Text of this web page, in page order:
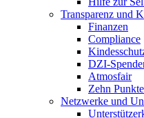
Transparenz und
Finanzen
Compliance
DZI-
Atmosfair
Zehn
Netzwerke und